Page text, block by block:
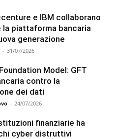
e IBM collaborano
piattaforma bancaria
generazione
- 31/07/2026
Model: GFT
contro la
dei dati
- 24/07/2026
finanziarie ha
cyber distruttivi